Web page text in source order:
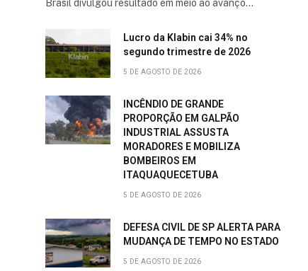
Brasil divulgou resultado em meio ao avanço…
Lucro da Klabin cai 34% no
segundo trimestre de 2026
5 DE AGOSTO DE 2026
INCÊNDIO DE GRANDE
PROPORÇÃO EM GALPÃO
INDUSTRIAL ASSUSTA
MORADORES E MOBILIZA
BOMBEIROS EM
ITAQUAQUECETUBA
5 DE AGOSTO DE 2026
DEFESA CIVIL DE SP ALERTA PARA
MUDANÇA DE TEMPO NO ESTADO
5 DE AGOSTO DE 2026